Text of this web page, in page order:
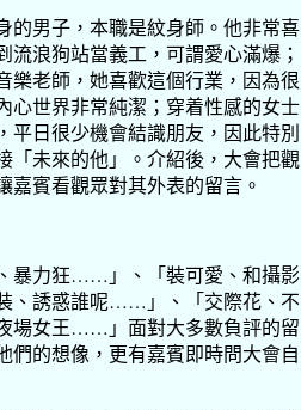
的男子，本職是紋身師。他非常喜
浪狗站當義工，可謂愛心滿爆；
樂老師，她喜歡這個行業，因為很
心世界非常純潔；穿着性感的女士
平日很少機會結識朋友，因此特別
「未來的他」。介紹後，大會把觀
嘉賓看觀眾對其外表的留言。
暴力狂……」、「裝可愛、和攝影
、誘惑誰呢……」、「交際花、不
場女王……」面對大多數負評的留
們的想像，更有嘉賓即時問大會自